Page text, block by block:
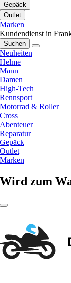
Gepäck
Outlet
Marken
Kundendienst in
Suchen
Neuheiten
Helme
Mann
Damen
High-Tech
Rennsport
Motorrad & Roller
Cross
Abenteuer
Reparatur
Gepäck
Outlet
Marken
Wird zum